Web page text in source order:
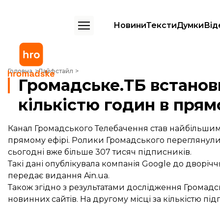
НовиниТекстиДумки
Головна Лайфстайл
Громадське.ТБ встановило світовий рекорд за кількістю годин в
Громадське.ТБ
кількістю годин в
Канал Громадського Телебачення став найбільшим
прямому ефірі. Ролики Громадського переглянули
сьогодні вже більше 307 тисяч підписників.
Такі дані опублікувала компанія Google до
передає видання Ain.ua.
Також згідно з результатами дослідження
новинних сайтів. На другому місці за кількістю